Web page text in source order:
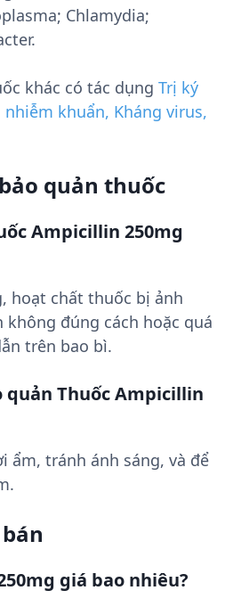
Chlamydia;
khác có tác dụng Trị ký
khuẩn, Kháng virus,
quản thuốc
Ampicillin 250mg
hoạt chất thuốc bị ảnh
đúng cách hoặc quá
trên bao bì.
quản Thuốc Ampicillin
ẩm, tránh ánh sáng, và để
giá bao nhiêu?